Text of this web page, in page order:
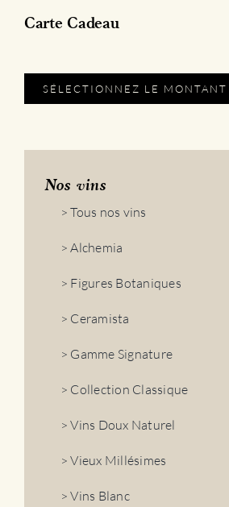
Nos vins
> Tous nos vins
> Alchemia
> Figures Botaniques
> Ceramista
> Gamme Signature
> Collection Classique
> Vins Doux Naturel
> Vieux Millésimes
> Vins Blanc
Carte Cadeau
SÉLECTIONNEZ LE MONTANT